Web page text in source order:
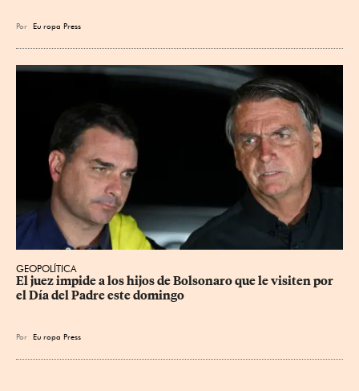
Por Eu ropa Press
GEOPOLÍTICA
El juez impide a los hijos de Bolsonaro que le visiten por
el Día del Padre este domingo
Por Eu ropa Press